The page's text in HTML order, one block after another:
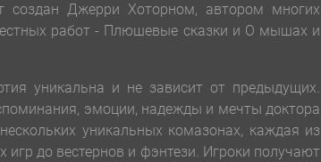
создан Джерри Хоторном, автором многих
работ - Плюшевые сказки и О мышах и
уникальна и не зависит от предыдущих.
эмоции, надежды и мечты доктора
уникальных комазонах, каждая из
до вестернов и фэнтези. Игроки получают